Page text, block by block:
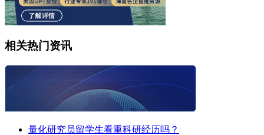
相关热门资讯
量化研究员留学生看重科研经历吗？